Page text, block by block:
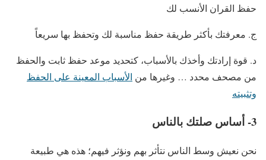
حفظ القران الأنسب لك
ج. معرفتك بأكثر طريقة حفظ مناسبة لك وتحفظ بها سريعاً
د. قوة إرادتك وأخذك بالأسباب، كتحديد موعد حفظ ثابت والحفظ
من مصحف محدد … وغيرها من الأسباب المعينة على الحفظ
وتثبيته
3- أساس صلتك بالناس
نحن نعيش وسط الناس نتأثر بهم ونؤثر فيهم؛ هذه هي طبيعة